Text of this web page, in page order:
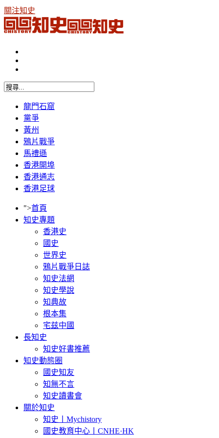
關注知史
龍門石窟
黨爭
黃州
鴉片戰爭
馬禮遜
香港開埠
香港通志
香港足球
">首頁
知史專題
香港史
國史
世界史
鴉片戰爭日誌
知史法網
知史學說
知典故
根本集
宅兹中國
長知史
知史好書推薦
知史動態圈
國史知友
知無不言
知史讀書會
關於知史
知史丨Mychistory
國史教育中心丨CNHE·HK